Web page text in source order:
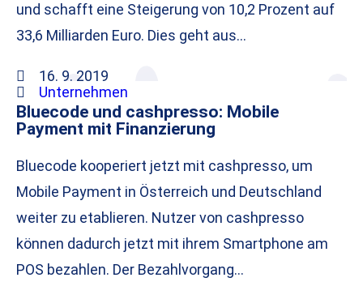
und schafft eine Steigerung von 10,2 Prozent auf
33,6 Milliarden Euro. Dies geht aus…
16. 9. 2019
Unternehmen
Bluecode und cashpresso: Mobile
Payment mit Finanzierung
Bluecode kooperiert jetzt mit cashpresso, um
Mobile Payment in Österreich und Deutschland
weiter zu etablieren. Nutzer von cashpresso
können dadurch jetzt mit ihrem Smartphone am
POS bezahlen. Der Bezahlvorgang…